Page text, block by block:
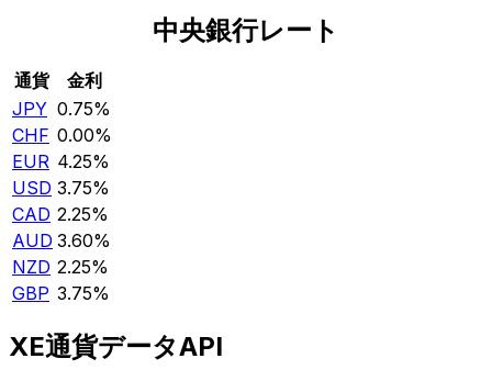
中央銀行レート
通貨
金利
JPY 0.75%
CHF 0.00%
EUR 4.25%
USD 3.75%
CAD 2.25%
AUD 3.60%
NZD 2.25%
GBP 3.75%
XE通貨データAPI